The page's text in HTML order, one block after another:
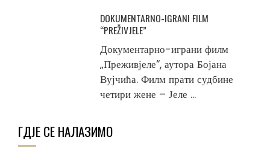
DOKUMENTARNO-IGRANI FILM
“PREŽIVJELE”
Документарно-играни филм
„Преживјеле“, аутора Бојана
Вујчића. Филм прати судбине
четири жене – Јеле ...
ГДЈЕ СЕ НАЛАЗИМО